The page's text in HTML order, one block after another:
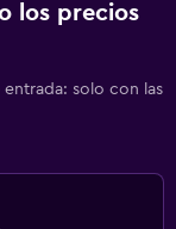
los precios
solo con las